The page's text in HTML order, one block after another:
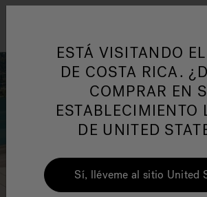
Responsabilidad Social
HIDROMASAJE
ESTÁ VISITANDO
DE COSTA RICA.
COMPRAR EN
ESTABLECIMIENTO
DE UNITED
Sí, lléveme al sitio United